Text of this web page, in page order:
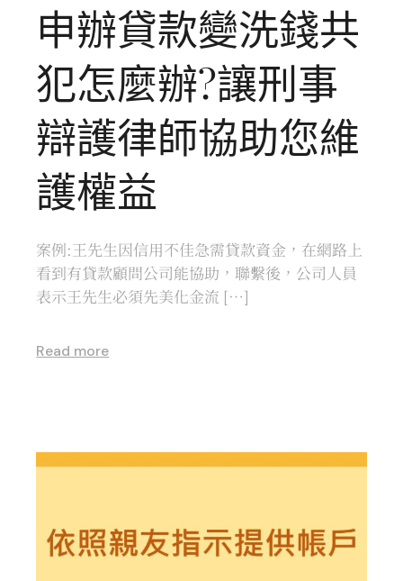
申辦貸款變洗錢共
犯怎麼辦?讓刑事
辯護律師協助您維
護權益
案例:王先生因信用不佳急需貸款資金，在網路上
看到有貸款顧問公司能協助，聯繫後，公司人員
表示王先生必須先美化金流 […]
Read more